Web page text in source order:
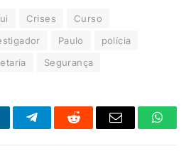
Crises
Curso
Paulo
polícia
Segurança
TelegramaReddit
E-